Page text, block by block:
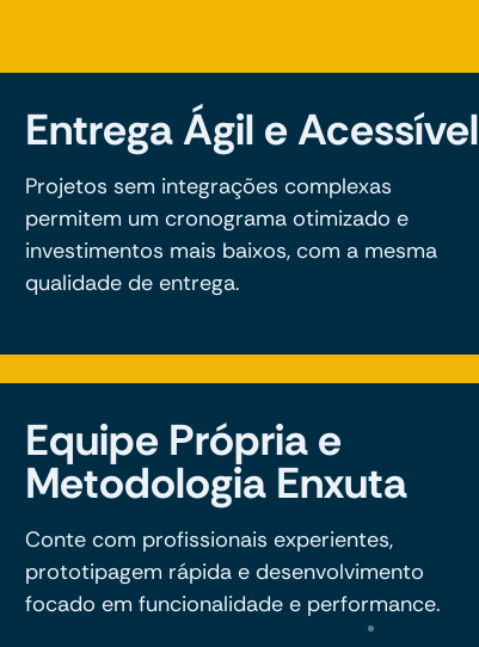
Entrega Ágil e Acessível
Projetos sem integrações complexas
permitem um cronograma otimizado e
investimentos mais baixos, com a mesma
qualidade de entrega.
Equipe Própria e
Metodologia Enxuta
Conte com profissionais experientes,
prototipagem rápida e desenvolvimento
focado em funcionalidade e performance.